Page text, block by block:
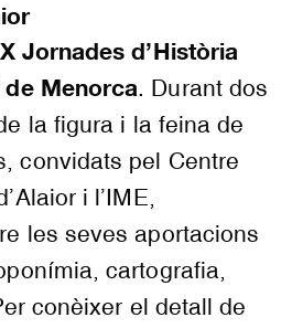
Jornades d’Història
Menorca. Durant dos
la figura i la feina de
convidats pel Centre
i l’IME,
les seves aportacions
cartografia,
conèixer el detall de